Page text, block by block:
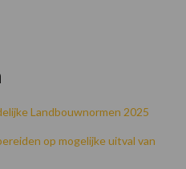
Landbouwnormen 2025
op mogelijke uitval van